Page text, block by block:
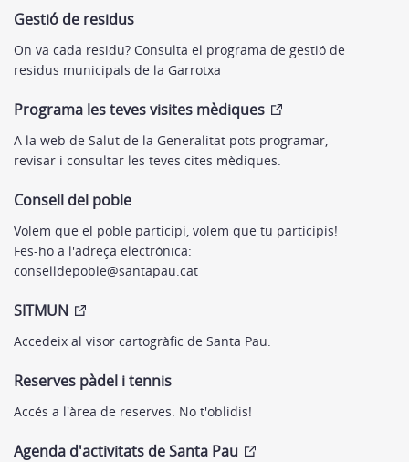
Gestió de residus
On va cada residu? Consulta el programa de gestió de
residus municipals de la Garrotxa
Programa les teves visites mèdiques
A la web de Salut de la Generalitat pots programar,
revisar i consultar les teves cites mèdiques.
Consell del poble
Volem que el poble participi, volem que tu participis!
Fes-ho a l'adreça electrònica:
conselldepoble@santapau.cat
SITMUN
Accedeix al visor cartogràfic de Santa Pau.
Reserves pàdel i tennis
Accés a l'àrea de reserves. No t'oblidis!
Agenda d'activitats de Santa Pau